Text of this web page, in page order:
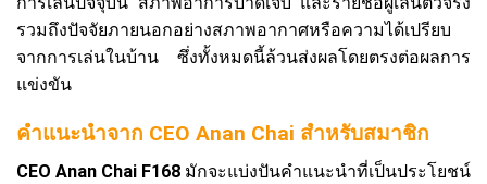
รวมถึงปัจจัยภายนอกอย่างสภาพอากาศหรือความได้เปรียบ
จากการเล่นในบ้าน ซึ่งทั้งหมดนี้ล้วนส่งผลโดยตรงต่อผลการ
แข่งขัน
คำแนะนำจาก CEO Anan Chai สำหรับสมาชิก
CEO Anan Chai F168 มักจะแบ่งปันคำแนะนำที่เป็นประโยชน์